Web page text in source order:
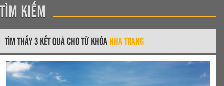
TÌM KIẾM
TÌM THẤY 3 KẾT QUẢ CHO TỪ KHÓANHA TRANG